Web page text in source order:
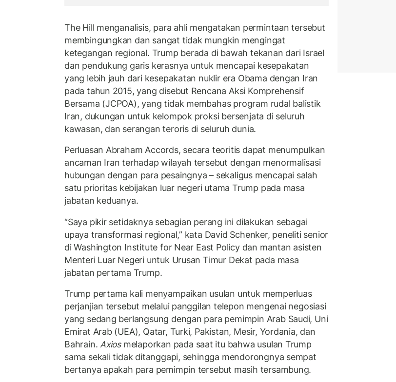
The Hill menganalisis, para ahli mengatakan permintaan tersebut
membingungkan dan sangat tidak mungkin mengingat
ketegangan regional. Trump berada di bawah tekanan dari Israel
dan pendukung garis kerasnya untuk mencapai kesepakatan
yang lebih jauh dari kesepakatan nuklir era Obama dengan Iran
pada tahun 2015, yang disebut Rencana Aksi Komprehensif
Bersama (JCPOA), yang tidak membahas program rudal balistik
Iran, dukungan untuk kelompok proksi bersenjata di seluruh
kawasan, dan serangan teroris di seluruh dunia.
Perluasan Abraham Accords, secara teoritis dapat menumpulkan
ancaman Iran terhadap wilayah tersebut dengan menormalisasi
hubungan dengan para pesaingnya – sekaligus mencapai salah
satu prioritas kebijakan luar negeri utama Trump pada masa
jabatan keduanya.
“Saya pikir setidaknya sebagian perang ini dilakukan sebagai
upaya transformasi regional,” kata David Schenker, peneliti senior
di Washington Institute for Near East Policy dan mantan asisten
Menteri Luar Negeri untuk Urusan Timur Dekat pada masa
jabatan pertama Trump.
Trump pertama kali menyampaikan usulan untuk memperluas
perjanjian tersebut melalui panggilan telepon mengenai negosiasi
yang sedang berlangsung dengan para pemimpin Arab Saudi, Uni
Emirat Arab (UEA), Qatar, Turki, Pakistan, Mesir, Yordania, dan
Bahrain.Axiosmelaporkan pada saat itu bahwa usulan Trump
sama sekali tidak ditanggapi, sehingga mendorongnya sempat
bertanya apakah para pemimpin tersebut masih tersambung.